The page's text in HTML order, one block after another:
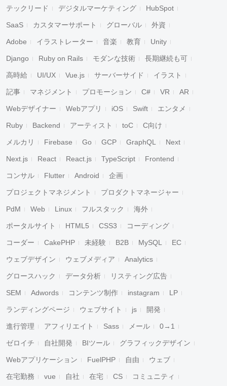
テックリード デジタルマーケティング HubSpot
SaaS カスタマーサポート グローバル 外資
Adobe イラストレーター 音楽 教育 Unity
Django Ruby on Rails モダンな技術 長期継続も可
高時給 UI/UX Vue.js サーバーサイド イラスト
記事 マネジメント プロモーション C# VR AR
Webデザイナー Webアプリ iOS Swift エンタメ
Ruby Backend アーティスト toC C向け
メルカリ Firebase Go GCP GraphQL Next
Next.js React React.js TypeScript Frontend
コンサル Flutter Android 企画
プロジェクトマネジメント プロダクトマネージャー
PdM Web Linux フルスタック 海外
ポータルサイト HTML5 CSS3 コーディング
コーダー CakePHP 未経験 B2B MySQL EC
ウェブデザイン ウェブメディア Analytics
グロースハック データ分析 リスティング広告
SEM Adwords コンテンツ制作 instagram LP
ランディングページ ウェブサイト js 開発
進行管理 アフィリエイト Sass メール 0→1
ゼロイチ 自社開発 BIツール グラフィックデザイン
Webアプリケーション FuelPHP 自由 ウェブ
在宅勤務 vue 自社 在宅 CS コミュニティ